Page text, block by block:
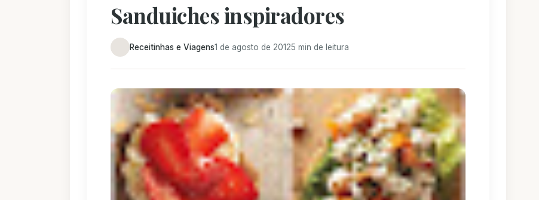
Sanduiches inspiradores
Receitinhas e Viagens1 de agosto de 20125 min de leitura